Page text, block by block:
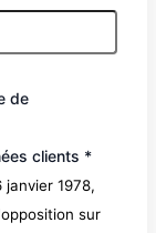
de
clients *
1978,
sur